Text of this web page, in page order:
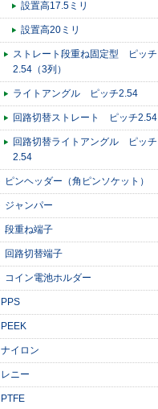
設置高17.5ミリ
設置高20ミリ
ストレート段重ね固定型 ピッチ
2.54（3列）
ライトアングル ピッチ2.54
回路切替ストレート ピッチ2.54
回路切替ライトアングル ピッチ
2.54
ピンヘッダー（角ピンソケット）
ジャンパー
段重ね端子
回路切替端子
コイン電池ホルダー
PPS
PEEK
ナイロン
レニー
PTFE